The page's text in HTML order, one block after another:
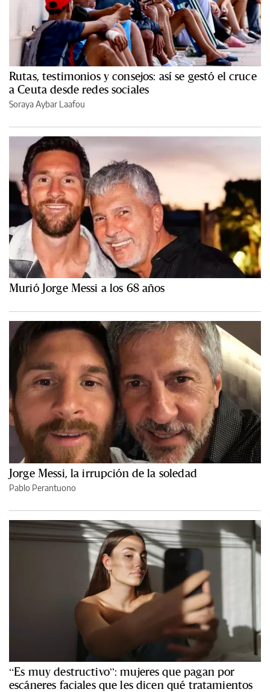
Rutas, testimonios y consejos: así se gestó el cruce
a Ceuta desde redes sociales
Soraya Aybar Laafou
Murió Jorge Messi a los 68 años
Jorge Messi, la irrupción de la soledad
Pablo Perantuono
“Es muy destructivo”: mujeres que pagan por
escáneres faciales que les dicen qué tratamientos